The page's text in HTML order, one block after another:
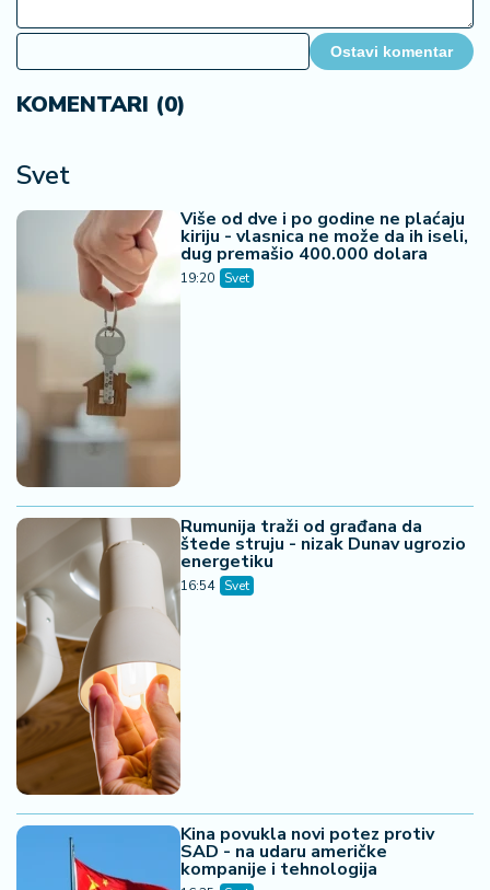
Ostavi komentar
KOMENTARI (0)
Svet
Više od dve i po godine ne plaćaju
kiriju - vlasnica ne može da ih iseli,
dug premašio 400.000 dolara
19:20 Svet
Rumunija traži od građana da
štede struju - nizak Dunav ugrozio
energetiku
16:54 Svet
Kina povukla novi potez protiv
SAD - na udaru američke
kompanije i tehnologija